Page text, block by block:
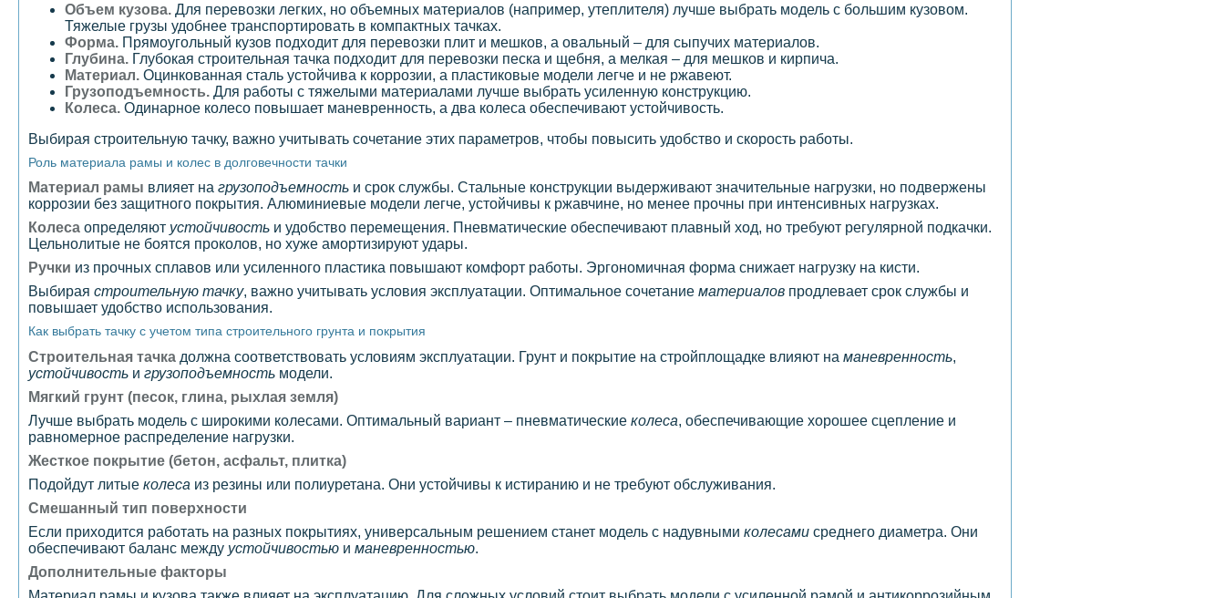
Объем кузова. Для перевозки легких, но объемных материалов (например, утеплителя) лучше выбрать модель с большим кузовом.
Тяжелые грузы удобнее транспортировать в компактных тачках.
Форма. Прямоугольный кузов подходит для перевозки плит и мешков, а овальный – для сыпучих материалов.
Глубина. Глубокая строительная тачка подходит для перевозки песка и щебня, а мелкая – для мешков и кирпича.
Материал. Оцинкованная сталь устойчива к коррозии, а пластиковые модели легче и не ржавеют.
Грузоподъемность. Для работы с тяжелыми материалами лучше выбрать усиленную конструкцию.
Колеса. Одинарное колесо повышает маневренность, а два колеса обеспечивают устойчивость.
Выбирая строительную тачку, важно учитывать сочетание этих параметров, чтобы повысить удобство и скорость работы.
Роль материала рамы и колес в долговечности тачки
Материал рамы влияет на грузоподъемность и срок службы. Стальные конструкции выдерживают значительные нагрузки, но подвержены
коррозии без защитного покрытия. Алюминиевые модели легче, устойчивы к ржавчине, но менее прочны при интенсивных нагрузках.
Колеса определяют устойчивость и удобство перемещения. Пневматические обеспечивают плавный ход, но требуют регулярной подкачки.
Цельнолитые не боятся проколов, но хуже амортизируют удары.
Ручки из прочных сплавов или усиленного пластика повышают комфорт работы. Эргономичная форма снижает нагрузку на кисти.
Выбирая строительную тачку, важно учитывать условия эксплуатации. Оптимальное сочетание материалов продлевает срок службы и
повышает удобство использования.
Как выбрать тачку с учетом типа строительного грунта и покрытия
Строительная тачка должна соответствовать условиям эксплуатации. Грунт и покрытие на стройплощадке влияют на маневренность,
устойчивость и грузоподъемность модели.
Мягкий грунт (песок, глина, рыхлая земля)
Лучше выбрать модель с широкими колесами. Оптимальный вариант – пневматические колеса, обеспечивающие хорошее сцепление и
равномерное распределение нагрузки.
Жесткое покрытие (бетон, асфальт, плитка)
Подойдут литые колеса из резины или полиуретана. Они устойчивы к истиранию и не требуют обслуживания.
Смешанный тип поверхности
Если приходится работать на разных покрытиях, универсальным решением станет модель с надувными колесами среднего диаметра. Они
обеспечивают баланс между устойчивостью и маневренностью.
Дополнительные факторы